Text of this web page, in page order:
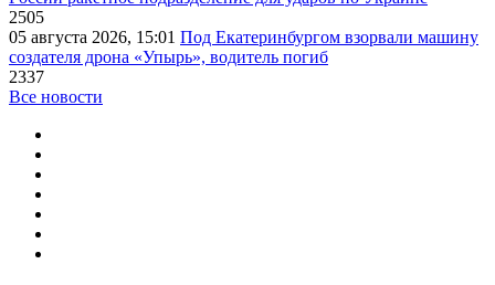
2505
05 августа 2026, 15:01 Под Екатеринбургом взорвали машину
создателя дрона «Упырь», водитель погиб
2337
Все новости